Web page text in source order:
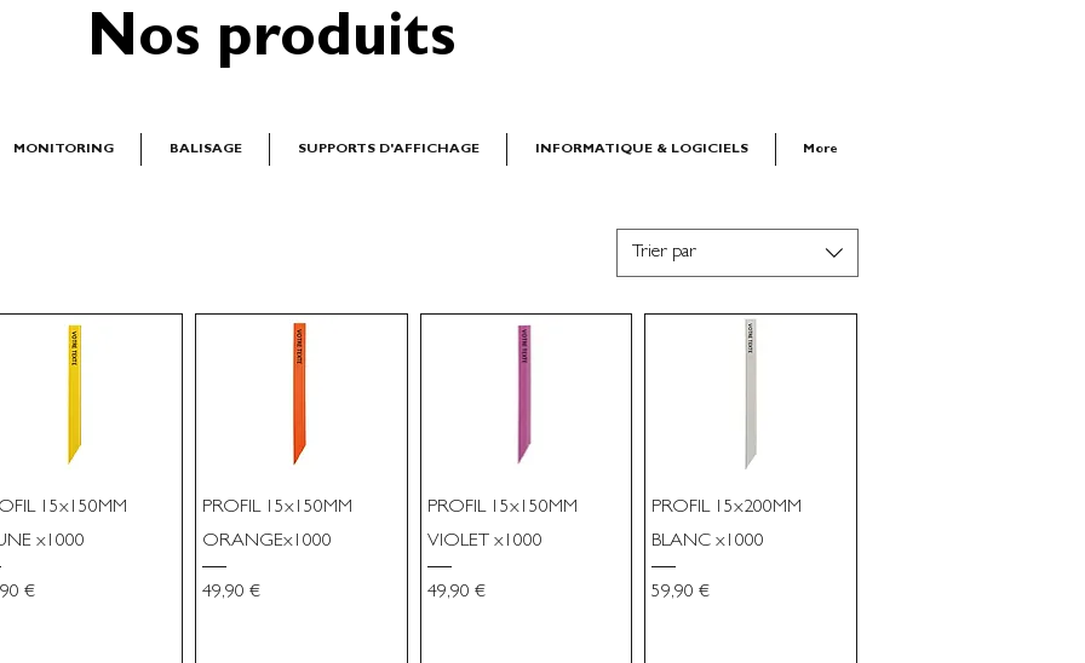
Nos produits
MONITORING BALISAGE SUPPORTS D'AFFICHAGE INFORMATIQUE & LOGICIELS More
Trier par
15x150MM
x1000
€
PROFIL 15x150MM
ORANGEx1000
Prix
49,90 €
PROFIL 15x150MM
VIOLET x1000
Prix
49,90 €
PROFIL 15x200MM
BLANC x1000
Prix
59,90 €